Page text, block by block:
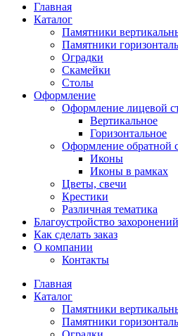
Главная
Каталог
Памятники
Памятники
Оградки
Скамейки
Столы
Оформление
Оформление лицевой
Вертикальное
Горизонтальное
Оформление обратной
Иконы
Иконы в рамках
Цветы, свечи
Крестики
Различная тематика
Благоустройство захоронений
Как сделать заказ
О компании
Контакты
Главная
Каталог
Памятники
Памятники